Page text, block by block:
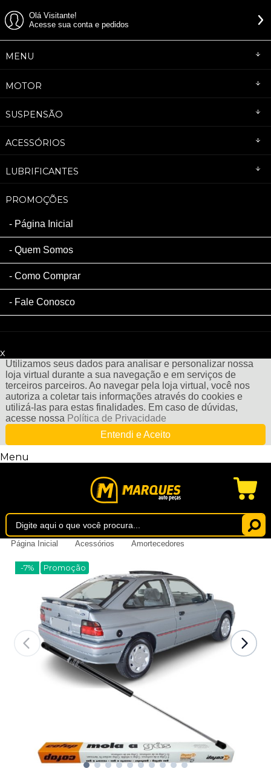
Olá Visitante!
Acesse sua conta e pedidos
MENU
MOTOR
SUSPENSÃO
ACESSÓRIOS
LUBRIFICANTES
PROMOÇÕES
Página Inicial
Quem Somos
Como Comprar
Fale Conosco
x
Utilizamos seus dados para analisar e personalizar nossa
loja virtual durante a sua navegação e em serviços de
terceiros parceiros. Ao navegar pela loja virtual, você nos
autoriza a coletar tais informações através do cookies e
utilizá-las para estas finalidades. Em caso de dúvidas,
acesse nossa Política de Privacidade
Entendi e Aceito
Menu
Página Inicial Acessórios Amortecedores
-7% Promoção